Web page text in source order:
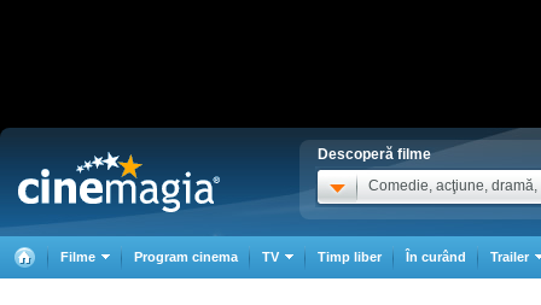
Descoperă filme
Comedie, acţiune, dramă,
Filme Program cinema TV Timp liber În curând Trailer